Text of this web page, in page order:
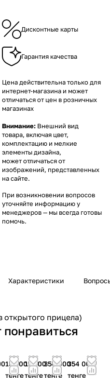
Дисконтные карты
Гарантия качества
Цена действительна только для
интернет-магазина и может
отличаться от цен в розничных
магазинах
Внимание: Внешний вид
товара, включая цвет,
комплектацию и мелкие
элементы дизайна,
может отличаться от
изображений, представленных
на сайте.
При возникновении вопросов
уточняйте информацию у
менеджеров— мы всегда готовы
помочь.
Характеристики
открытого прицела)
15 800
тенге
11 600
тенге
354 000
тенге
354 000
тенге